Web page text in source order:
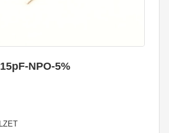
NPO-5%